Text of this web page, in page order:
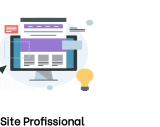
Site Profissional